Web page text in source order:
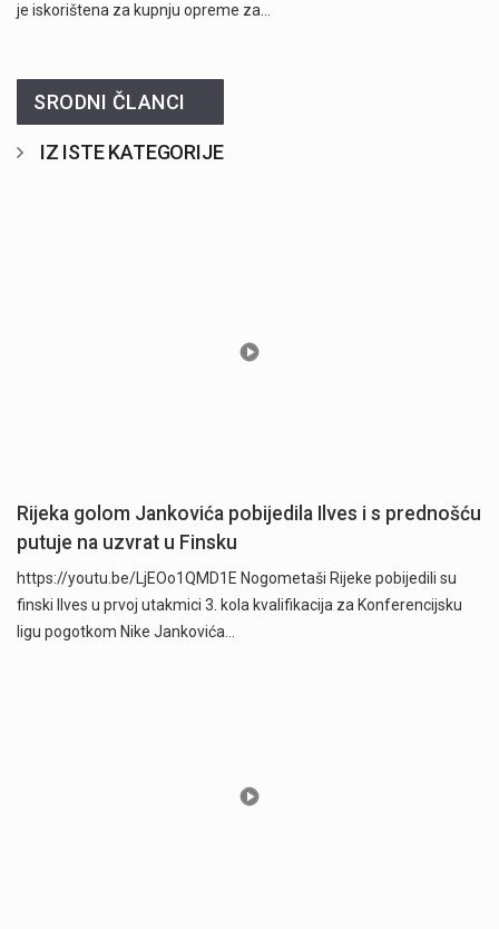
je iskorištena za kupnju opreme za…
SRODNI ČLANCI
IZ ISTE KATEGORIJE
Rijeka golom Jankovića pobijedila Ilves i s prednošću
putuje na uzvrat u Finsku
https://youtu.be/LjEOo1QMD1E Nogometaši Rijeke pobijedili su
finski Ilves u prvoj utakmici 3. kola kvalifikacija za Konferencijsku
ligu pogotkom Nike Jankovića…